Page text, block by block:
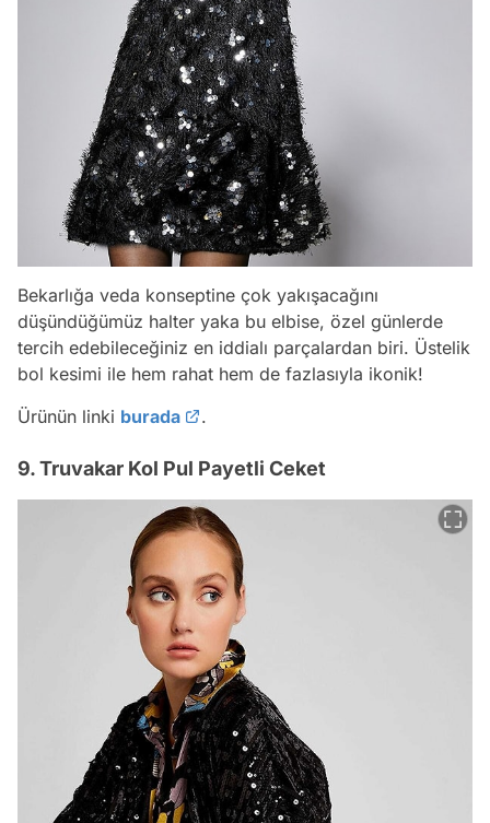
Bekarlığa veda konseptine çok yakışacağını
düşündüğümüz halter yaka bu elbise, özel günlerde
tercih edebileceğiniz en iddialı parçalardan biri. Üstelik
bol kesimi ile hem rahat hem de fazlasıyla ikonik!
Ürünün linki burada .
9. Truvakar Kol Pul Payetli Ceket